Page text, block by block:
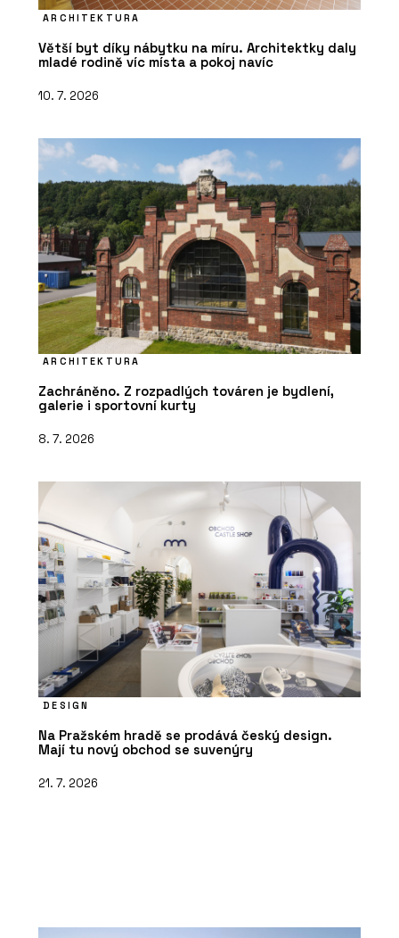
ARCHITEKTURA
Větší byt díky nábytku na míru. Architektky daly
mladé rodině víc místa a pokoj navíc
10. 7. 2026
ARCHITEKTURA
Zachráněno. Z rozpadlých továren je bydlení,
galerie i sportovní kurty
8. 7. 2026
DESIGN
Na Pražském hradě se prodává český design.
Mají tu nový obchod se suvenýry
21. 7. 2026